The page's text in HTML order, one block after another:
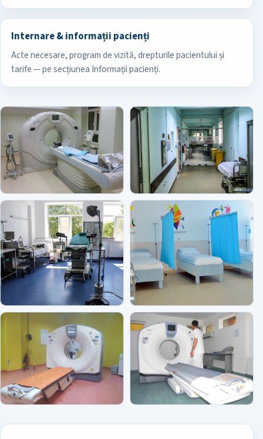
Internare & informații pacienți
Acte necesare, program de vizită, drepturile pacientului și
tarife — pe secțiunea Informații pacienți.